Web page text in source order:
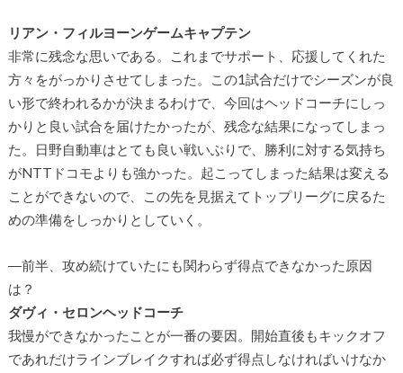
リアン・フィルヨーンゲームキャプテン
非常に残念な思いである。これまでサポート、応援してくれた
方々をがっかりさせてしまった。この1試合だけでシーズンが良
い形で終われるかが決まるわけで、今回はヘッドコーチにしっ
かりと良い試合を届けたかったが、残念な結果になってしまっ
た。日野自動車はとても良い戦いぶりで、勝利に対する気持ち
がNTTドコモよりも強かった。起こってしまった結果は変える
ことができないので、この先を見据えてトップリーグに戻るた
めの準備をしっかりとしていく。
―前半、攻め続けていたにも関わらず得点できなかった原因
は？
ダヴィ・セロンヘッドコーチ
我慢ができなかったことが一番の要因。開始直後もキックオフ
であれだけラインブレイクすれば必ず得点しなければいけなか